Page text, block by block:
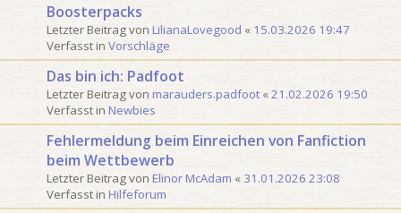
Boosterpacks
Letzter Beitrag von LilianaLovegood « 15.03.2026 19:47
Verfasst in Vorschläge
Das bin ich: Padfoot
Letzter Beitrag von marauders.padfoot «21.02.2026 19:50
Verfasst in Newbies
Fehlermeldung beim Einreichen von Fanfiction
beim Wettbewerb
Letzter Beitrag von Elinor McAdam « 31.01.2026 23:08
Verfasst in Hilfeforum